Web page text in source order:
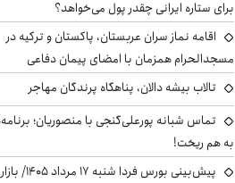
برای ستاره ایرانی چقدر پول می‌خواهد؟
اقامه نماز سران عربستان، پاکستان و ترکیه در
مسجدالحرام همزمان با امضای پیمان دفاعی
تالاب بیشه دالان، پناهگاه پرندگان مهاجر
تماس شبانه پورعلی‌گنجی با منصوریان؛
به هم ریخت!
پیش‌بینی بورس فردا شنبه ۱۷ مرداد ۱۴۰۵/ بازار